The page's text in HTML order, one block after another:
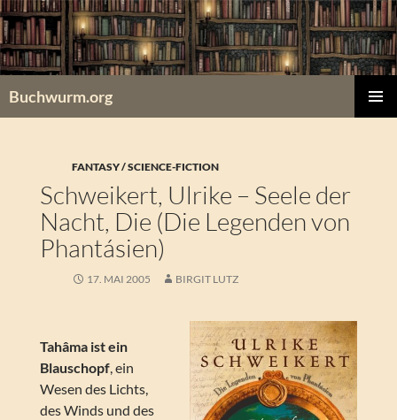
Zum
Inhalt
springen
Buchwurm.org
FANTASY / SCIENCE-FICTION
Schweikert, Ulrike – Seele der
Nacht, Die (Die Legenden von
Phantásien)
17. MAI 2005 BIRGIT LUTZ
Tahâma ist ein
Blauschopf, ein
Wesen des Lichts,
des Winds und des